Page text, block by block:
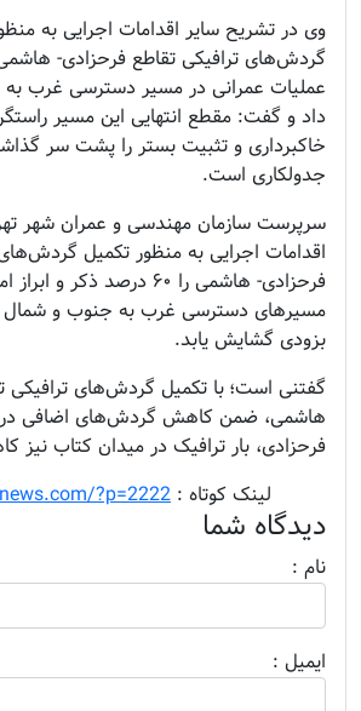
وی در تشریح سایر اقدامات اجرایی به
گردش‌های ترافیکی تقاطع فرحزادی-
عملیات عمرانی در مسیر دسترسی غرب
داد و گفت: مقطع انتهایی این مسیر
خاکبرداری و تثبیت بستر را پشت سر
جدولکاری است.
سرپرست سازمان مهندسی و عمران شهر
اقدامات اجرایی به منظور تکمیل
فرحزادی- هاشمی را ۶۰ درصد
مسیرهای دسترسی غرب به جنوب و شمال
بزودی گشایش یابد.
گفتنی است؛ با تکمیل گردش‌های ترافیکی
هاشمی، ضمن کاهش گردش‌های اضافی در
فرحزادی، بار ترافیک در میدان کتاب
لینک کوتاه : ?p=2222
دیدگاه شما
نام :
ايميل :